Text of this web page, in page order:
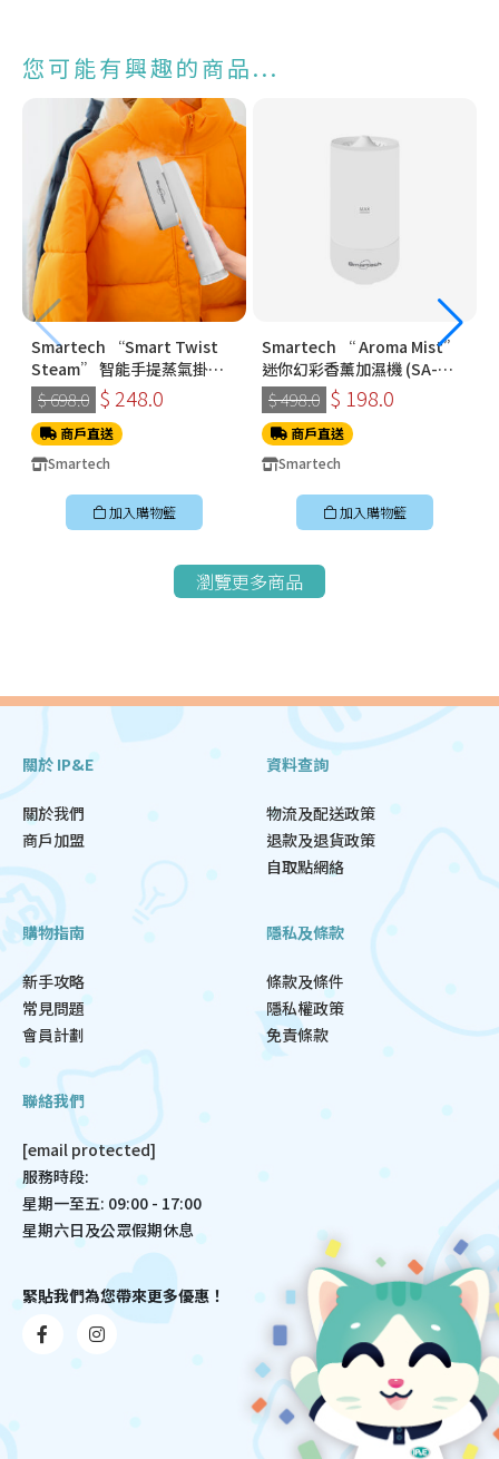
您可能有興趣的商品...
Smartech “Smart Twist
Steam” 智能手提蒸氣掛燙
機 (SS-8108)
$ 698.0 $ 248.0
商戶直送
Smartech
加入購物籃
Smartech “ Aroma Mist”
迷你幻彩香薰加濕機 (SA-
8009)
$ 498.0 $ 198.0
商戶直送
Smartech
加入購物籃
瀏覽更多商品
關於 IP&E
關於我們
商戶加盟
資料查詢
物流及配送政策
退款及退貨政策
自取點網絡
購物指南
新手攻略
常見問題
會員計劃
隱私及條款
條款及條件
隱私權政策
免責條款
聯絡我們
[email protected]
服務時段:
星期一至五: 09:00 - 17:00
星期六日及公眾假期休息
緊貼我們為您帶來更多優惠！